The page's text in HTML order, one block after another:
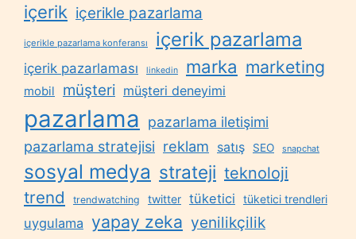
içerik içerikle pazarlama
içerikle pazarlama konferansı içerik pazarlama
içerik pazarlaması linkedin marka marketing
mobil müşteri müşteri deneyimi
pazarlama
pazarlama iletişimi
pazarlama stratejisi reklam satış SEO snapchat
sosyal medya strateji teknoloji
trend trendwatching twitter tüketici tüketici trendleri
uygulama yapay zeka yenilikçilik